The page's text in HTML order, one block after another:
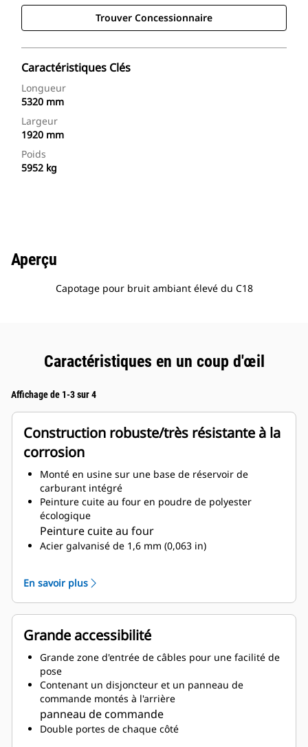
Trouver Concessionnaire
Caractéristiques Clés
Longueur
5320 mm
Largeur
1920 mm
Poids
5952 kg
Aperçu
Capotage pour bruit ambiant élevé du C18
Caractéristiques en un coup d'œil
Affichage de 1-3 sur 4
Construction robuste/très résistante à la
corrosion
Monté en usine sur une base de réservoir de
carburant intégré
Peinture cuite au four en poudre de polyester
écologique
Peinture cuite au four
Acier galvanisé de 1,6 mm (0,063 in)
Montants d'angles de protection en thermoplastique
de haute qualité
Montants d'angles de protection
Loquets de porte à compression pour une
étanchéité totale de la porte
plaquées en zinc ou acier inoxydable laqué noir
Attaches
Système de silencieux d'échappement pour usage
résidentiel monté à l'intérieur
En savoir plus
Grande accessibilité
Grande zone d'entrée de câbles pour une facilité de
pose
Contenant un disjoncteur et un panneau de
commande montés à l'arrière
panneau de commande
Double portes de chaque côté